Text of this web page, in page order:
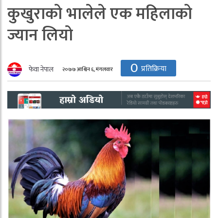
कुखुराको भालेले एक महिलाको
ज्यान लियो
फेवा नेपाल २०७७ आश्विन ६, मंगलवार 0 प्रतिक्रिया